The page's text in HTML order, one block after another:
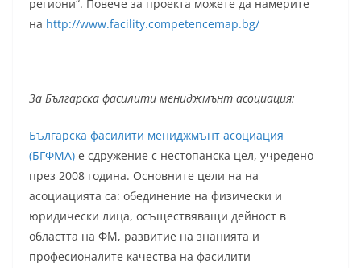
региони“. Повече за проекта можете да намерите
на http://www.facility.competencemap.bg/
За Българска фасилити мениджмънт асоциация:
Българска фасилити мениджмънт асоциация
(БГФМА) е сдружение с нестопанска цел, учредено
през 2008 година. Основните цели на на
асоциацията са: обединение на физически и
юридически лица, осъществяващи дейност в
областта на ФМ, развитие на знанията и
професионалите качества на фасилити